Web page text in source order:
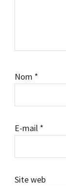
Nom *
E-mail *
Site web